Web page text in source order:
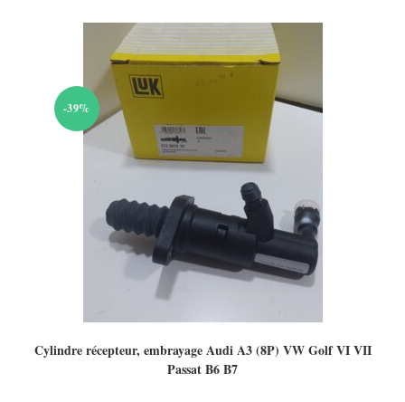
-39%
Cylindre récepteur, embrayage Audi A3 (8P) VW Golf VI VII
Passat B6 B7